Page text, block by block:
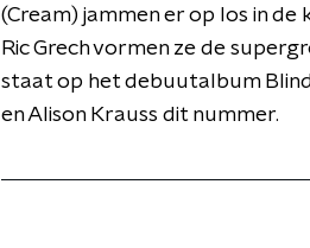
(Cream) jammen er op los in de
Ric Grech vormen ze de
staat op het debuutalbum
en Alison Krauss dit nummer.